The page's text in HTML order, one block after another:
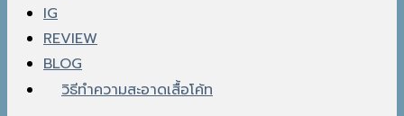
IG
REVIEW
BLOG
วิธีทำความสะอาดเสื้อโค้ท